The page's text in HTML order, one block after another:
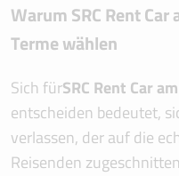
Warum SRC Rent
Terme wählen
Sich fürSRC Rent Car
entscheiden bedeutet,
verlassen, der auf die
Reisenden